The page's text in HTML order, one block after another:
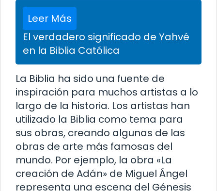
Leer Más
El verdadero significado de Yahvé
en la Biblia Católica
La Biblia ha sido una fuente de
inspiración para muchos artistas a lo
largo de la historia. Los artistas han
utilizado la Biblia como tema para
sus obras, creando algunas de las
obras de arte más famosas del
mundo. Por ejemplo, la obra «La
creación de Adán» de Miguel Ángel
representa una escena del Génesis